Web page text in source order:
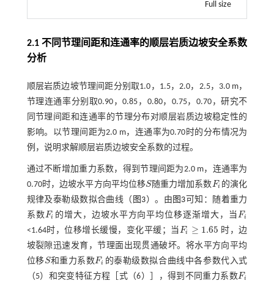
Full size
2.1 不同节理间距和连通率的顺层岩质边坡安全系数
分析
顺层岩质边坡节理间距分别取1.0，1.5，2.0，2.5，3.0 m，
节理连通率分别取0.90，0.85，0.80，0.75，0.70，研究不
同节理间距和连通率的节理分布对顺层岩质边坡稳定性的
影响。以节理间距为2.0 m，连通率为0.70时的分布情况为
例，说明求解顺层岩质边坡安全系数的过程。
通过不断增加重力系数，得到节理间距为2.0 m，连通率为
0.70时，边坡水平方向平均位移S
S 随重力增加系数 Fi
Fi 的演化
规律及泰勒级数拟合曲线（ 图3）。由 图3 可知：随着重力
系数 Fi
Fi 的增大，边坡水平方向平均位移逐渐增大，当 Fi
Fi
<1.64时，位移增长缓慢，变化平缓；当 Fi ≥ 1.65
Fi≥ 1.65
时，边
坡裂隙迅速发育，节理面出现贯通破坏。将水平方向平均
位移S
S 和重力系数Fi
Fi 的泰勒级数拟合曲线中各参数代入式
（5） 和突变特征方程［ 式（6） ］，得到不同重力系数Fi
Fi